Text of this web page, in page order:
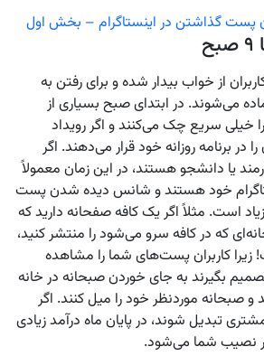
پست گذاشتن در اینستاگرام – بخش اول
از خواب بیدار شده و برای رفتن به
می‌شوند. در ابتدای صبح بسیاری از
خیلی سریع چک می‌کنند و اگر رویداد
در برنامه روزانه خود قرار می‌دهند. اگر
یا دانشجو هستند، در این زمان معمولاً
خود هستند و شانس دیده شدن پست
است. مثلاً اگر یک کافه صفحانه دارید که
که در کافه سرو می‌شود را منتشر کنید،
زیرا کاربران پست‌های شما را مشاهده
بگیرند به جای خوردن صبحانه در خانه
و صبحانه موردنظر خود را میل کنند. اگر
مشتری تبدیل شوند، در پایان ماه درآمد زیادی
نصیب شما می‌شود.